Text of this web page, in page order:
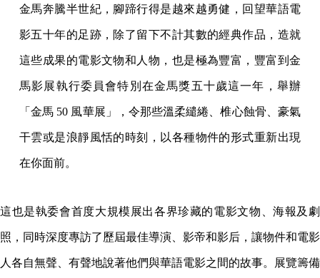
金馬奔騰半世紀，腳蹄行得是越來越勇健，回望華語電
影五十年的足跡，除了留下不計其數的經典作品，造就
這些成果的電影文物和人物，也是極為豐富，豐富到金
馬影展執行委員會特別在金馬獎五十歲這一年，舉辦
「金馬 50 風華展」，令那些溫柔繾綣、椎心蝕骨、豪氣
干雲或是浪靜風恬的時刻，以各種物件的形式重新出現
在你面前。
這也是執委會首度大規模展出各界珍藏的電影文物、海報及劇
照，同時深度專訪了歷屆最佳導演、影帝和影后，讓物件和電影
人各自無聲、有聲地說著他們與華語電影之間的故事。展覽籌備